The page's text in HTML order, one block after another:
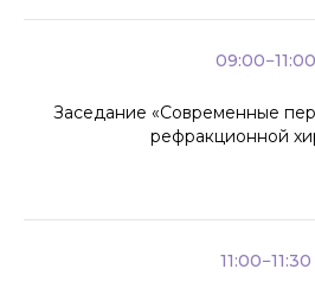
09:00−11:00
Заседание «Современные
рефракционной
11:00−11:30